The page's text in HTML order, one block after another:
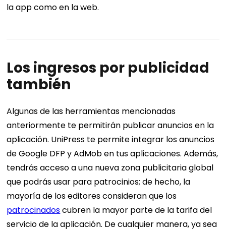
la app como en la web.
Los ingresos por publicidad
también
Algunas de las herramientas mencionadas
anteriormente te permitirán publicar anuncios en la
aplicación. UniPress te permite integrar los anuncios
de Google DFP y AdMob en tus aplicaciones. Además,
tendrás acceso a una nueva zona publicitaria global
que podrás usar para patrocinios; de hecho, la
mayoría de los editores consideran que los
patrocinadoscubren la mayor parte de la tarifa del
servicio de la aplicación. De cualquier manera, ya sea